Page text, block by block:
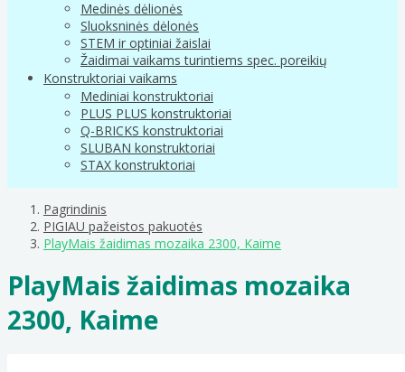
Medinės dėlionės
Sluoksninės dėlonės
STEM ir optiniai žaislai
Žaidimai vaikams turintiems spec. poreikių
Konstruktoriai vaikams
Mediniai konstruktoriai
PLUS PLUS konstruktoriai
Q-BRICKS konstruktoriai
SLUBAN konstruktoriai
STAX konstruktoriai
Pagrindinis
PIGIAU pažeistos pakuotės
PlayMais žaidimas mozaika 2300, Kaime
PlayMais žaidimas mozaika
2300, Kaime